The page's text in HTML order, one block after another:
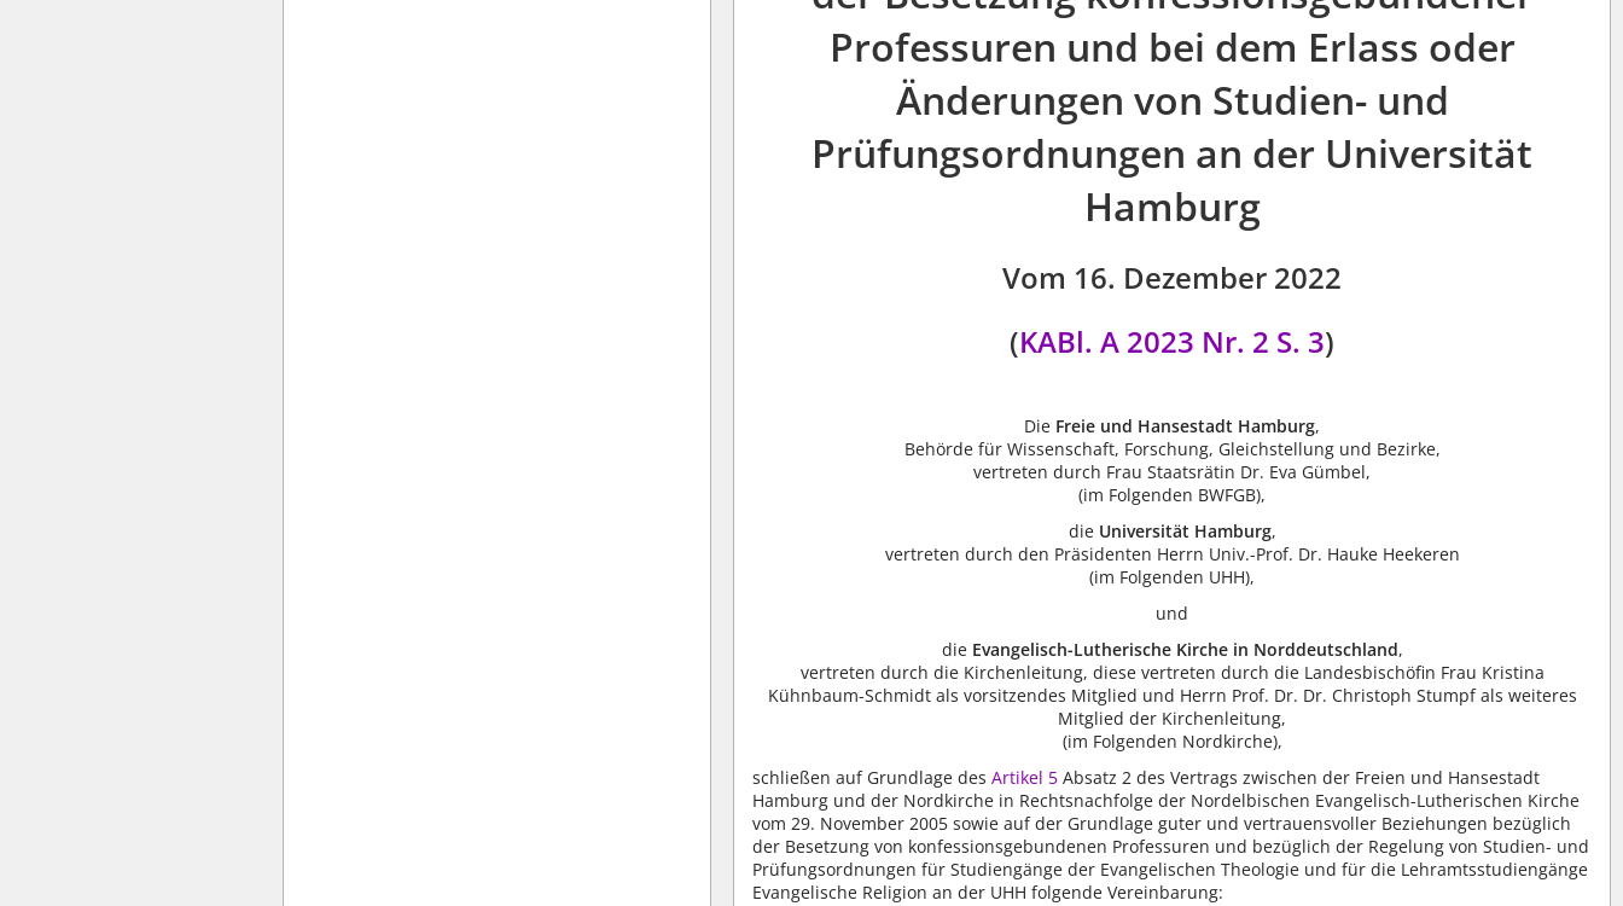
Professuren und bei dem Erlass oder
Änderungen von Studien- und
Prüfungsordnungen an der Universität
Hamburg
Vom 16. Dezember 2022
(KABl. A 2023 Nr. 2 S. 3)
Die Freie und Hansestadt Hamburg,
Behörde für Wissenschaft, Forschung, Gleichstellung und Bezirke,
vertreten durch Frau Staatsrätin Dr. Eva Gümbel,
(im Folgenden BWFGB),
die Universität Hamburg,
vertreten durch den Präsidenten Herrn Univ.-Prof. Dr. Hauke Heekeren
(im Folgenden UHH),
und
die Evangelisch-Lutherische Kirche in Norddeutschland,
vertreten durch die Kirchenleitung, diese vertreten durch die Landesbischöfin Frau Kristina
Kühnbaum-Schmidt als vorsitzendes Mitglied und Herrn Prof. Dr. Dr. Christoph Stumpf als weiteres
Mitglied der Kirchenleitung,
(im Folgenden Nordkirche),
schließen auf Grundlage desArtikel 5 Absatz 2 des Vertrags zwischen der Freien und Hansestadt
Hamburg und der Nordkirche in Rechtsnachfolge der Nordelbischen Evangelisch-Lutherischen Kirche
vom 29. November 2005 sowie auf der Grundlage guter und vertrauensvoller Beziehungen bezüglich
der Besetzung von konfessionsgebundenen Professuren und bezüglich der Regelung von Studien- und
Prüfungsordnungen für Studiengänge der Evangelischen Theologie und für die Lehramtsstudiengänge
Evangelische Religion an der UHH folgende Vereinbarung: